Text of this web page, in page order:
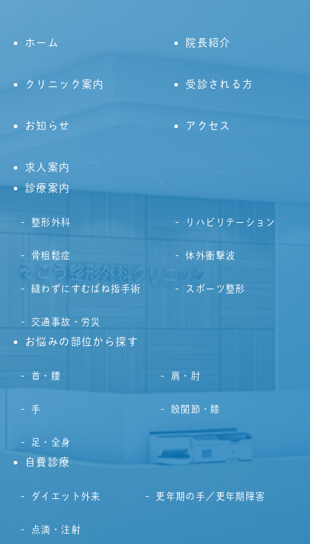
ホーム 院長紹介
クリニック案内 受診される方
お知らせ アクセス
求人案内
診療案内
整形外科 リハビリテーション
骨粗鬆症 体外衝撃波
縫わずにすむばね指手術 スポーツ整形
交通事故・労災
お悩みの部位から探す
首・腰 肩・肘
手 股関節・膝
足・全身
自費診療
ダイエット外来 更年期の手／更年期障害
点滴・注射